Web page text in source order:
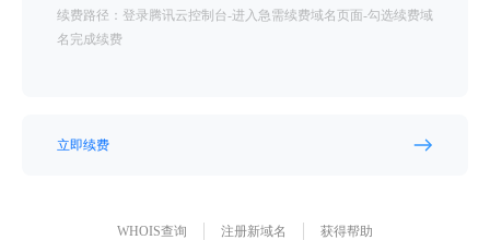
续费路径：登录腾讯云控制台-进入急需续费域名页面-勾选续费域
名完成续费
立即续费
WHOIS查询 注册新域名 获得帮助